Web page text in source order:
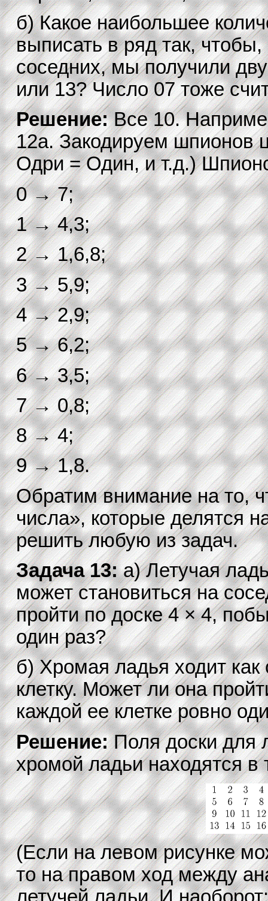
б) Какое наибольшее
выписать в ряд так,
соседних, мы получили
или 13? Число 07 тоже
Решение:Все 10.
12a. Закодируем
Одри = Один, и т.д.)
0 → 7;
1 → 4,3;
2 → 1,6,8;
3 → 5,9;
4 → 2,9;
5 → 6,2;
6 → 3,5;
7 → 0,8;
8 → 4;
9 → 1,8.
Обратим внимание на то,
числа», которые делятся
решить любую из задач.
Задача 13:а) Летучая
может становиться на
пройти по доске 4 × 4,
один раз?
б) Хромая ладья ходит
клетку. Может ли она
каждой ее клетке ровно
Решение:Поля доски для
хромой ладьи находятся в
(Если на левом рисунке
то на правом ход между